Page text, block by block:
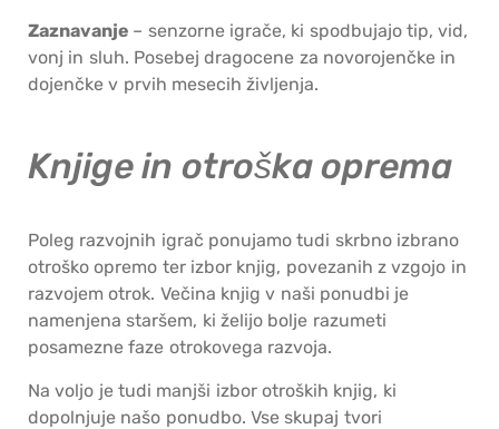
Zaznavanje – senzorne igrače, ki spodbujajo tip, vid,
vonj in sluh. Posebej dragocene za novorojenčke in
dojenčke v prvih mesecih življenja.
Knjige in otroška oprema
Poleg razvojnih igrač ponujamo tudi skrbno izbrano
otroško opremo ter izbor knjig, povezanih z vzgojo in
razvojem otrok. Večina knjig v naši ponudbi je
namenjena staršem, ki želijo bolje razumeti
posamezne faze otrokovega razvoja.
Na voljo je tudi manjši izbor otroških knjig, ki
dopolnjuje našo ponudbo. Vse skupaj tvori